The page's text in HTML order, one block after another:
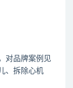
对品牌案例见
、拆除心机